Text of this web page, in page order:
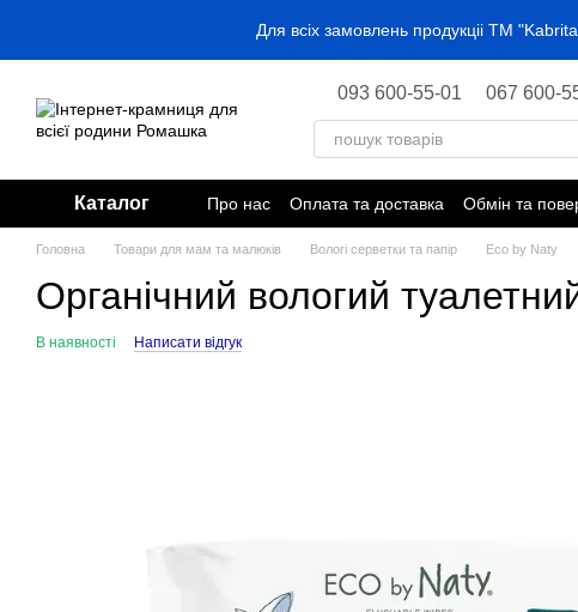
Для всіх замовлень продукціі ТМ
093 600-55-01 067 600-
Каталог Про нас Оплата та доставка Обмін та
Головна Товари для мам та малюків Вологі серветки та папір Eco by Naty
Органічний вологий
В наявності Написати відгук